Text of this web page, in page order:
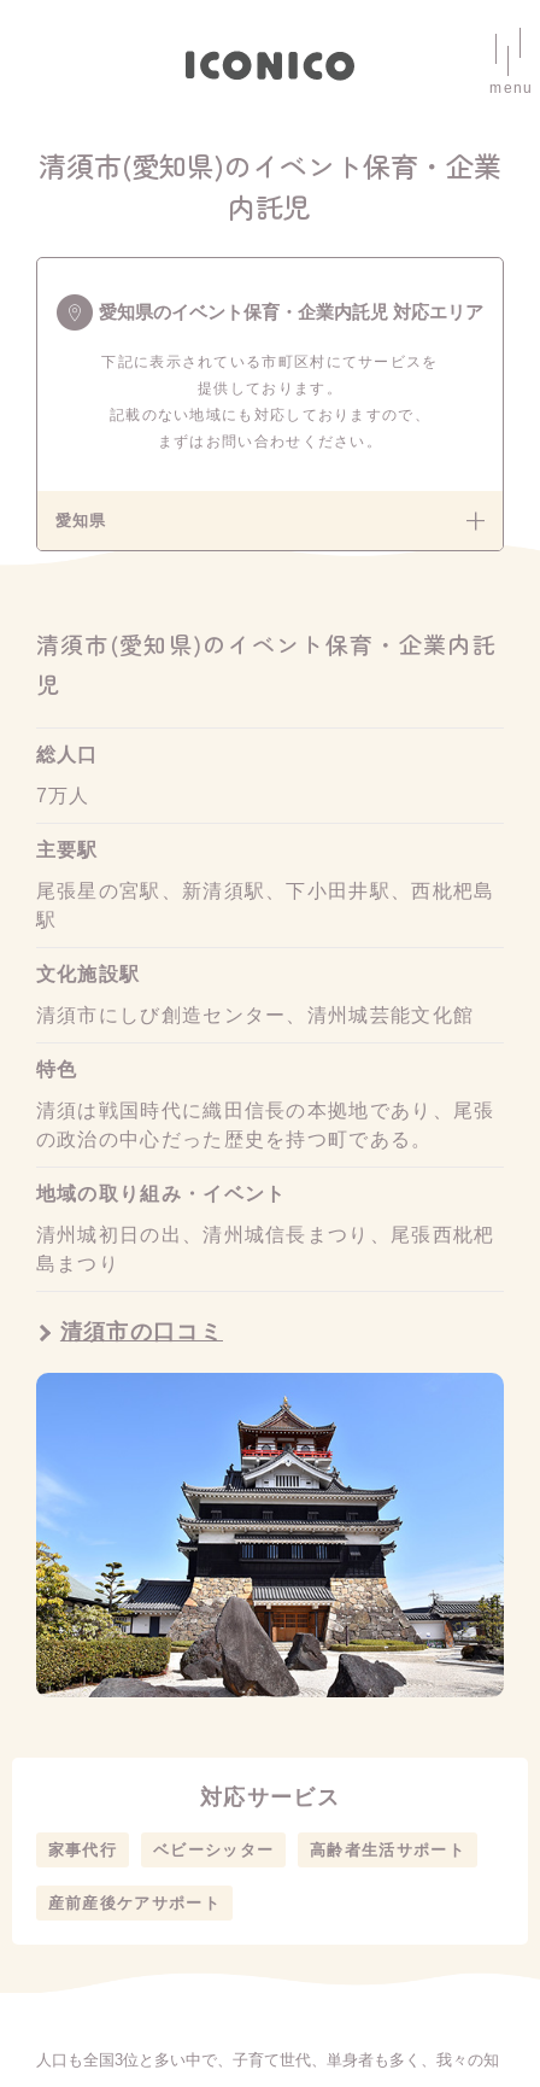
menu
清須市(愛知県)のイベント保育・企業
内託児
愛知県のイベント保育・企業内託児 対応エリア
下記に表示されている市町区村にてサービスを
提供しております。
記載のない地域にも対応しておりますので、
まずはお問い合わせください。
愛知県
清須市(愛知県)のイベント保育・企業内託
児
総人口
7万人
主要駅
尾張星の宮駅、新清須駅、下小田井駅、西枇杷島
駅
文化施設駅
清須市にしび創造センター、清州城芸能文化館
特色
清須は戦国時代に織田信長の本拠地であり、尾張
の政治の中心だった歴史を持つ町である。
地域の取り組み・イベント
清州城初日の出、清州城信長まつり、尾張西枇杷
島まつり
清須市の口コミ
対応サービス
家事代行 ベビーシッター 高齢者生活サポート
産前産後ケアサポート
人口も全国3位と多い中で、子育て世代、単身者も多く、我々の知